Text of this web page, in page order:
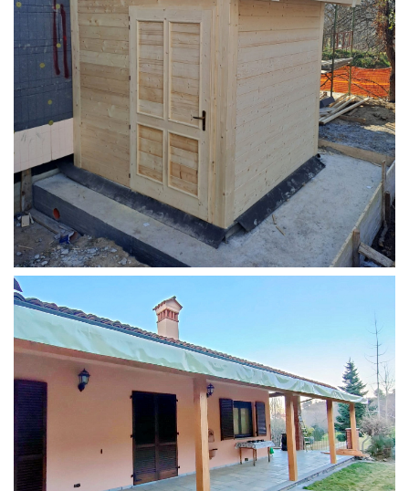
STRUTTURA ADDOSSATA PER LOCALE CALDAIA